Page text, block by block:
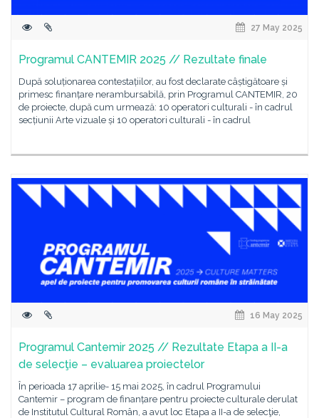
27 May 2025
Programul CANTEMIR 2025 // Rezultate finale
După soluționarea contestațiilor, au fost declarate câștigătoare și
primesc finanțare nerambursabilă, prin Programul CANTEMIR, 20
de proiecte, după cum urmează: 10 operatori culturali - în cadrul
secțiunii Arte vizuale și 10 operatori culturali - în cadrul
16 May 2025
Programul Cantemir 2025 // Rezultate Etapa a II-a
de selecţie – evaluarea proiectelor
În perioada 17 aprilie- 15 mai 2025, în cadrul Programului
Cantemir – program de finanțare pentru proiecte culturale derulat
de Institutul Cultural Român, a avut loc Etapa a II-a de selecţie,